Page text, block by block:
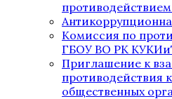
Комиссия по
ГБОУ ВО РК
Приглашение к
противодействия
общественных